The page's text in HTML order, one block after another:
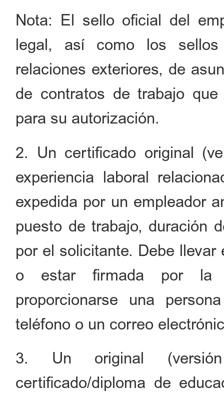
Nota: El sello oficial del
legal, así como los
relaciones exteriores, de
de contratos de trabajo
para su autorización.
2. Un certificado original
experiencia laboral
expedida por un empleador
puesto de trabajo, duración
por el solicitante. Debe
o estar firmada por la
proporcionarse una
teléfono o un correo
3. Un original
certificado/diploma de